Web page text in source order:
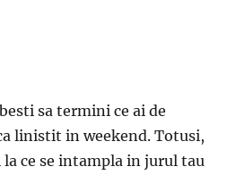
sa termini ce ai de
linistit in weekend. Totusi,
ce se intampla in jurul tau